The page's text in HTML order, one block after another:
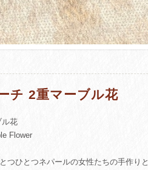
チ 2重マーブル花
ル花
Flower
つひとつネパールの女性たちの手作りと